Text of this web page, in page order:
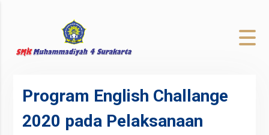
Program English Challange
2020 pada Pelaksanaan